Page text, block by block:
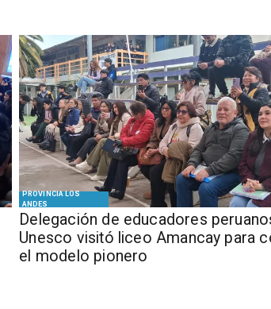
PROVINCIA LOS
ANDES
Delegación de educadores
Unesco visitó liceo Amancay para
el modelo pionero